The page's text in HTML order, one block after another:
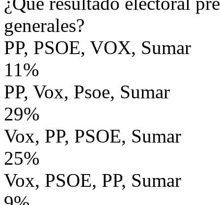
generales?
PP, PSOE, VOX, Sumar
11%
PP, Vox, Psoe, Sumar
29%
Vox, PP, PSOE, Sumar
25%
Vox, PSOE, PP, Sumar